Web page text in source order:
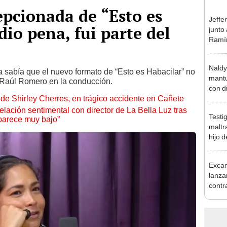
de “Esto es
pena, fui parte del
que el nuevo formato de “Esto es Habacilar” no
Romero en la conducción.
Shirley Cherres, en trágico accidente en Cañete
sentimental con director de La Bella Luz tras
muy bajo”
junto
con
bajo”
hijo